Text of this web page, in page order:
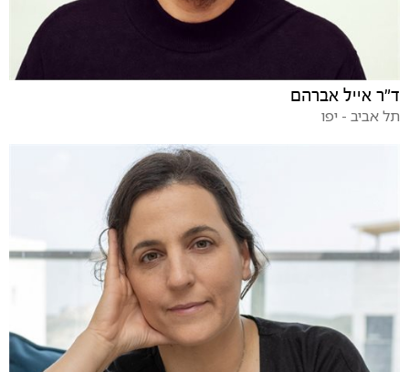
ד"ר אייל אברהם
תל אביב - יפו